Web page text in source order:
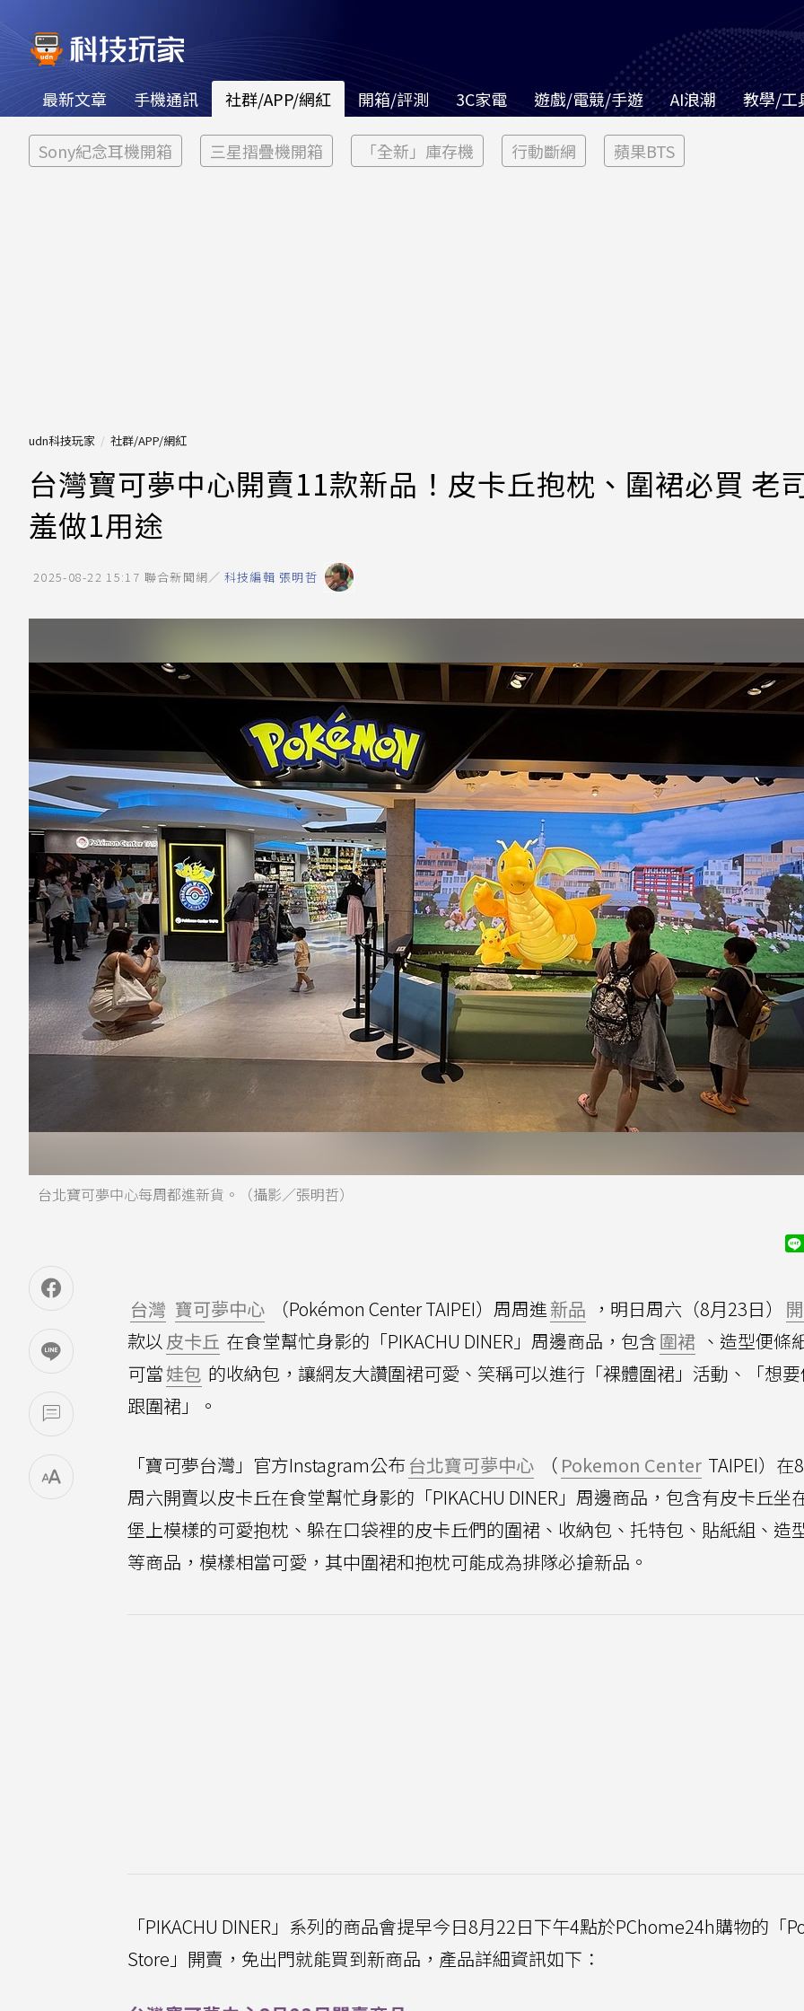
最新文章 手機通訊 社群/APP/網紅 開箱/評測 3C家電 遊戲/電競/手遊 AI浪潮 教學/工
Sony紀念耳機開箱 三星摺疊機開箱 「全新」庫存機 行動斷網 蘋果BTS
udn科技玩家 社群/APP/網紅
台灣寶可夢中心開賣11款新品！皮卡丘抱枕、圍裙必買 老
羞做1用途
2025-08-22 15:17 聯合新聞網／ 科技編輯 張明哲
台北寶可夢中心每周都進新貨。（攝影／張明哲）
台灣 寶可夢中心 （Pokémon Center TAIPEI）周周進新品 ，明日周六（8月23日）
款以皮卡丘 在食堂幫忙身影的「PIKACHU DINER」周邊商品，包含圍裙 、造型便條
可當娃包 的收納包，讓網友大讚圍裙可愛、笑稱可以進行「裸體圍裙」活動、「想
跟圍裙」。
「寶可夢台灣」官方Instagram公布 台北寶可夢中心 （ Pokemon Center TAIPEI）在
周六開賣以皮卡丘在食堂幫忙身影的「PIKACHU DINER」周邊商品，包含有皮卡丘坐
堡上模樣的可愛抱枕、躲在口袋裡的皮卡丘們的圍裙、收納包、托特包、貼紙組、造
等商品，模樣相當可愛，其中圍裙和抱枕可能成為排隊必搶新品。
「PIKACHU DINER」系列的商品會提早今日8月22日下午4點於PChome24h購物的「
Store」開賣，免出門就能買到新商品，產品詳細資訊如下：